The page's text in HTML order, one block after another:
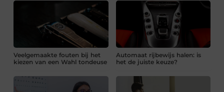
Veelgemaakte fouten bij het
kiezen van een Wahl tondeuse
Automaat rijbewijs halen: is
het de juiste keuze?